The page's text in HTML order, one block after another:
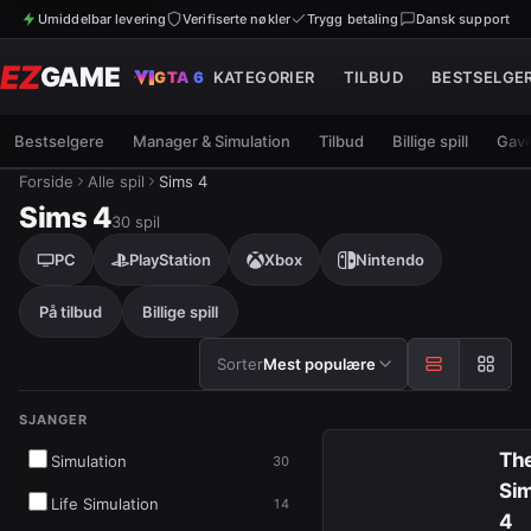
Umiddelbar levering Verifiserte nøkler Trygg betaling Dansk support
EZGAME GTA 6 KATEGORIER TILBUD
Bestselgere Manager & Simulation Tilbud Billige spill
Forside Alle spil Sims 4
Sims 430 spil
PC
PlayStation Xbox Nintendo
På tilbud Billige spill
Sorter etter
SorterMest populære
SJANGER
Simulation 30
Life Simulation 14
Resultater
4